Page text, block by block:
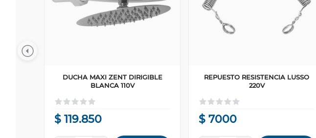
DUCHA MAXI ZENT DIRIGIBLE
BLANCA 110V
$ 119.850
REPUESTO RESISTENCIA LUSSO
220V
$ 7000